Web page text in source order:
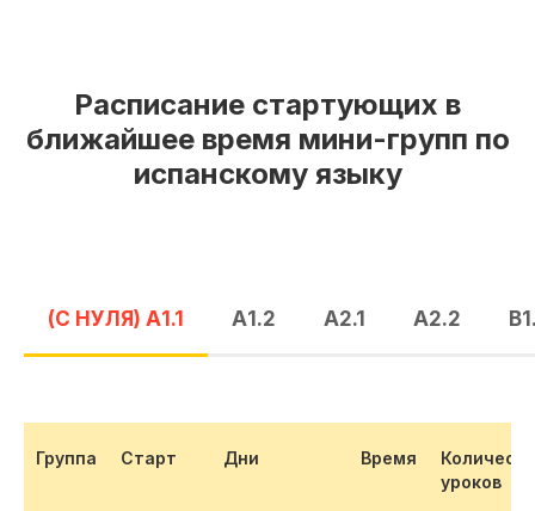
Расписание стартующих в
ближайшее время мини-групп по
испанскому языку
(С НУЛЯ) А1.1 А1.2 А2.1 А2.2
Группа Старт Дни Время
уроков